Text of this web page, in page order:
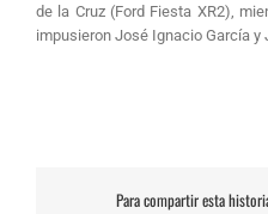
de la Cruz (Ford Fiesta XR2),
impusieron José Ignacio García
Para compartir esta